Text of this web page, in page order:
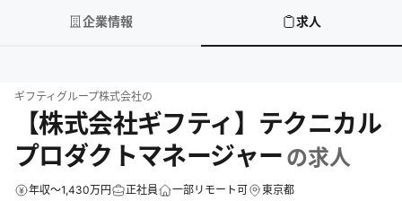
企業情報 求人
ギフティグループ株式会社の
【株式会社ギフティ】テクニカル
プロダクトマネージャー の求人
年収～1,430万円 正社員 一部リモート可 東京都